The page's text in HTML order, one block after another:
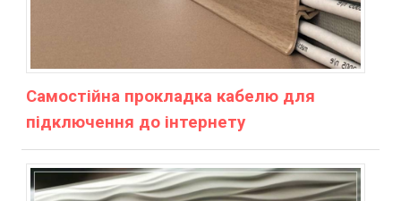
Самостійна прокладка кабелю для
підключення до інтернету